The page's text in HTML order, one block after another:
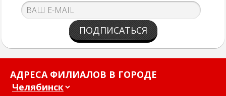
ПОДПИСАТЬСЯ
АДРЕСА ФИЛИАЛОВ В ГОРОДЕ